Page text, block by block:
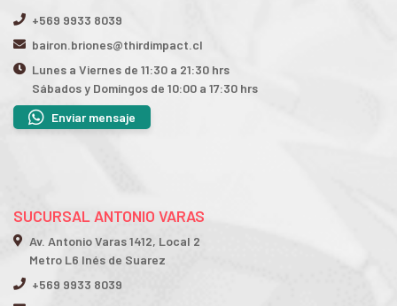
+569 9933 8039
bairon.briones@thirdimpact.cl
Lunes a Viernes de 11:30 a 21:30 hrs
Sábados y Domingos de 10:00 a 17:30 hrs
Enviar mensaje
SUCURSAL ANTONIO VARAS
Av. Antonio Varas 1412, Local 2
Metro L6 Inés de Suarez
+569 9933 8039